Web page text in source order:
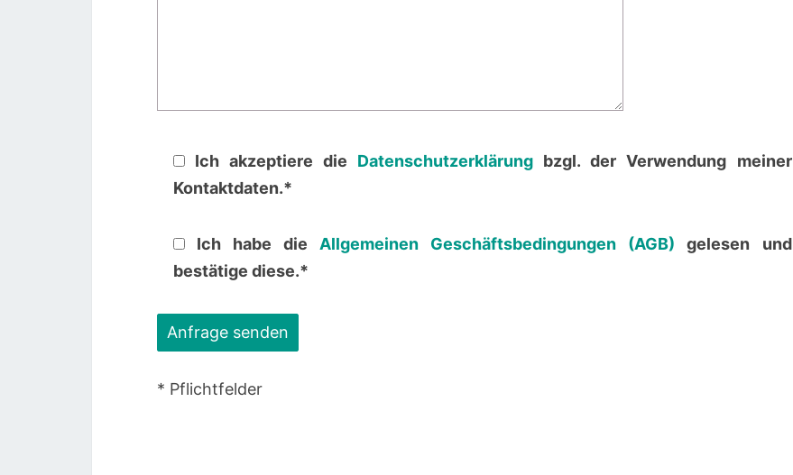
Ich akzeptiere die Datenschutzerklärung bzgl. der Verwendung meiner
Kontaktdaten.*
Ich habe die Allgemeinen Geschäftsbedingungen (AGB) gelesen und
bestätige diese.*
* Pflichtfelder